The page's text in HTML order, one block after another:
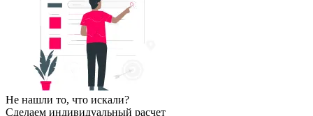
Не нашли то, что искали?
Сделаем индивидуальный расчет